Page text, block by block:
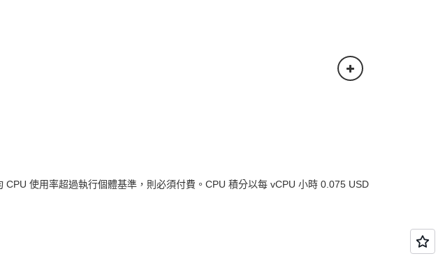
使用率超過執行個體基準，則必須付費。CPU 積分以每 vCPU 小時 0.075 USD